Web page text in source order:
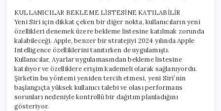
KULLANICILAR BEKLEME LİSTESİNE KATILABİLİR
Yeni Siri için dikkat çeken bir diğer nokta, kullanıcıların yeni
özellikleri denemek üzere bekleme listesine katılmak zorunda
kalabileceği. Apple, benzer bir stratejiyi 2024 yılında Apple
Intelligence özelliklerini tanıtırken de uygulamıştı.
Kullanıcılar, Ayarlar uygulamasından bekleme listesine
katılıyor ve özelliklere erişim kademeli olarak sağlanıyordu.
Şirketin bu yöntemi yeniden tercih etmesi, yeni Siri’nin
başlangıçta yüksek kullanıcı talebi ve olası performans
sorunları nedeniyle kontrollü bir dağıtım planladığını
gösteriyor.